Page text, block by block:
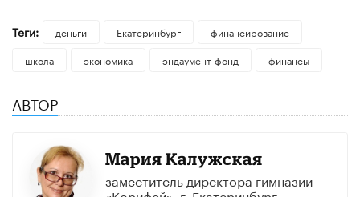
Теги: деньги Екатеринбург
финансирование
школа
экономика эндаумент-фонд финансы
АВТОР
Мария Калужская
заместитель директора гимназии